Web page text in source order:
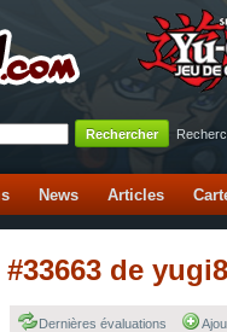
News Articles
de
Dernières évaluations